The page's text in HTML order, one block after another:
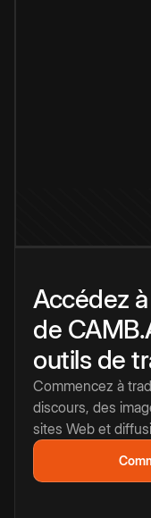
Accédez
de
outils de
Commencez à
discours, des
sites Web et